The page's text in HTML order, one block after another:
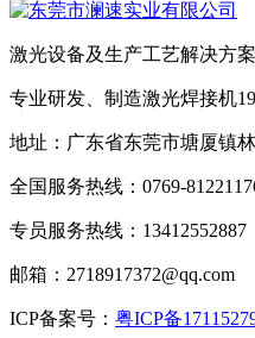
激光设备及生产工艺解决方
专业研发、制造激光焊接机
地址：广东省东莞市塘厦镇
全国服务热线：0769-
专员服务热线：13412552887
邮箱：2718917372@qq.com
ICP备案号： 粤ICP备